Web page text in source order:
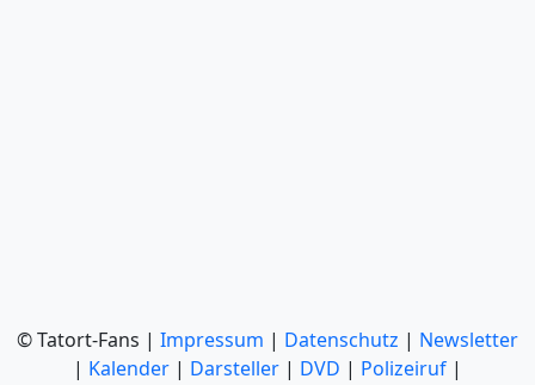
© Tatort-Fans | Impressum | Datenschutz | Newsletter
| Kalender | Darsteller | DVD | Polizeiruf |